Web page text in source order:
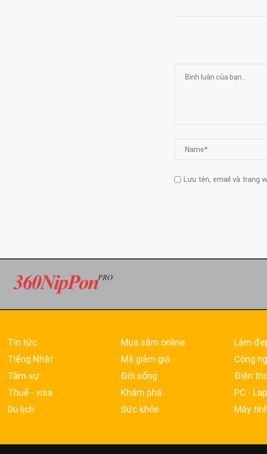
Lưu tên, email và trang
Tin tức
Tiếng Nhật
Tâm sự
Thuế - visa
Du lịch
Mua sắm online
Mã giảm giá
Đời sống
Khám phá
Sức khỏe
Làm
Công
Điện
PC -
Máy